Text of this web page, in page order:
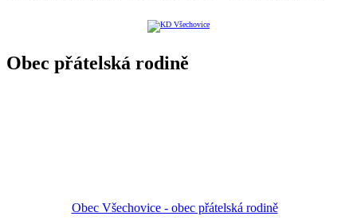
Obec přátelská rodině
Obec Všechovice - obec přátelská rodině